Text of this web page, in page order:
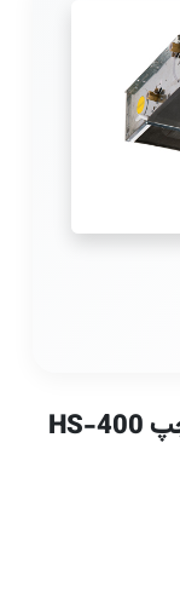
فن کویل سقفی بدون کابینت چپ HS-400